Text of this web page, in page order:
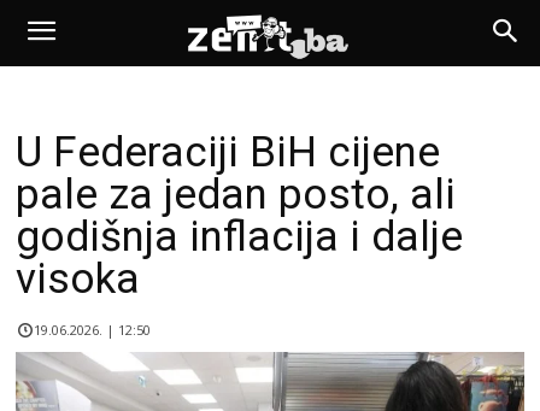
U Federaciji BiH cijene
pale za jedan posto, ali
godišnja inflacija i dalje
visoka
19.06.2026. | 12:50